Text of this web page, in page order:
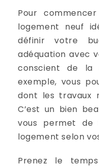
Pour
logement neuf
définir votre
adéquation avec
conscient de la
exemple, vous
dont les travaux
C’est un bien
vous permet de
logement selon
Prenez le